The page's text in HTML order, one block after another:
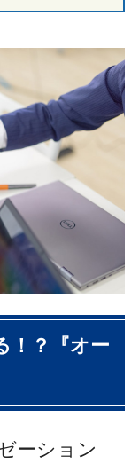
！？『オー
ーション